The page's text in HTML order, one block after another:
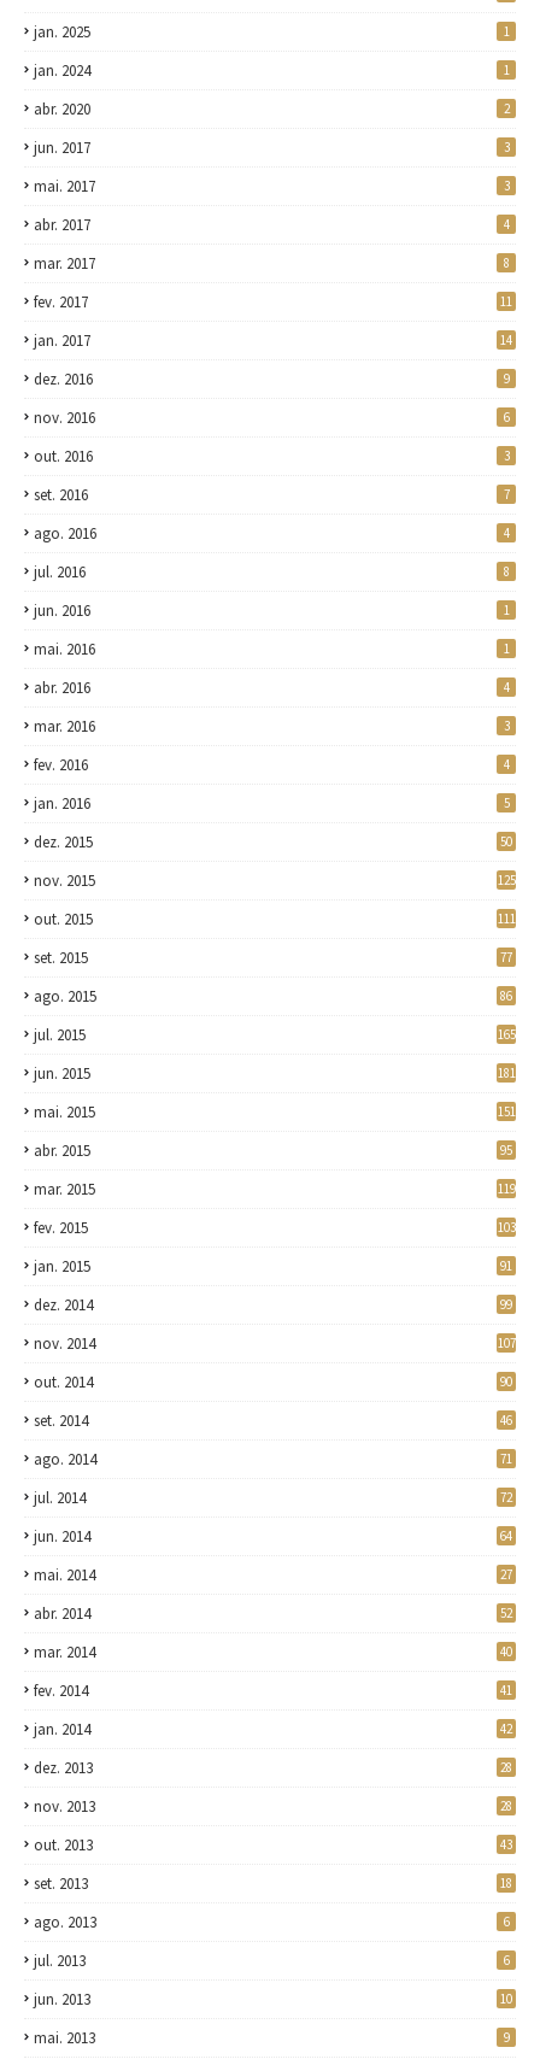
jan. 2025 1
jan. 2024 1
abr. 2020 2
jun. 2017 3
mai. 2017 3
abr. 2017 4
mar. 2017 8
fev. 2017 11
jan. 2017 14
dez. 2016 9
nov. 2016 6
out. 2016 3
set. 2016 7
ago. 2016 4
jul. 2016 8
jun. 2016 1
mai. 2016 1
abr. 2016 4
mar. 2016 3
fev. 2016 4
jan. 2016 5
dez. 2015 50
nov. 2015 125
out. 2015 111
set. 2015 77
ago. 2015 86
jul. 2015 165
jun. 2015 181
mai. 2015 151
abr. 2015 95
mar. 2015 119
fev. 2015 103
jan. 2015 91
dez. 2014 99
nov. 2014 107
out. 2014 90
set. 2014 46
ago. 2014 71
jul. 2014 72
jun. 2014 64
mai. 2014 27
abr. 2014 52
mar. 2014 40
fev. 2014 41
jan. 2014 42
dez. 2013 28
nov. 2013 28
out. 2013 43
set. 2013 18
ago. 2013 6
jul. 2013 6
jun. 2013 10
mai. 2013 9